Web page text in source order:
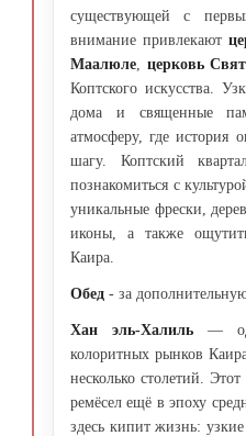
существующей с
внимание привлекают
Маалюле
церковь
Коптского искусства.
дома и священные
атмосферу, где история
шагу. Коптский
познакомиться с
уникальные фрески,
иконы, а также
Каира.
Обед - за
Хан эль-Халиль —
колоритных рынков
несколько столетий.
ремёсел ещё в эпоху
здесь кипит жизнь: